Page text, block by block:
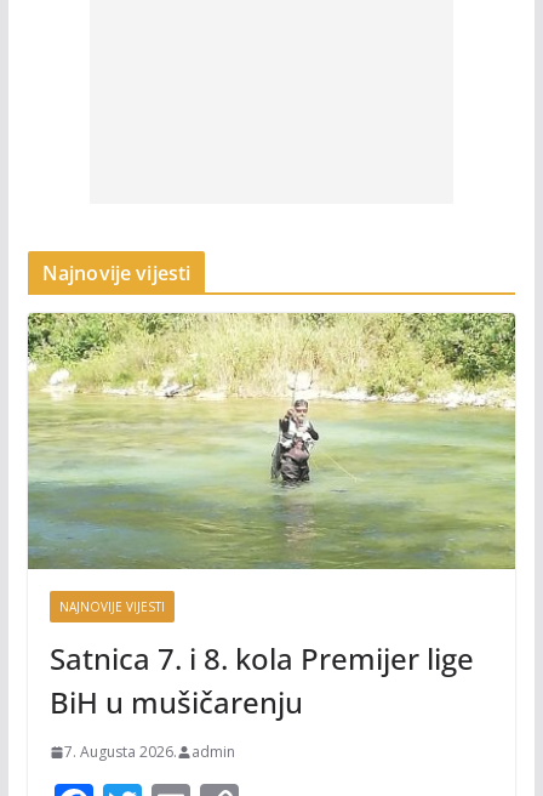
Najnovije vijesti
NAJNOVIJE VIJESTI
Satnica 7. i 8. kola Premijer lige
BiH u mušičarenju
7. Augusta 2026. admin